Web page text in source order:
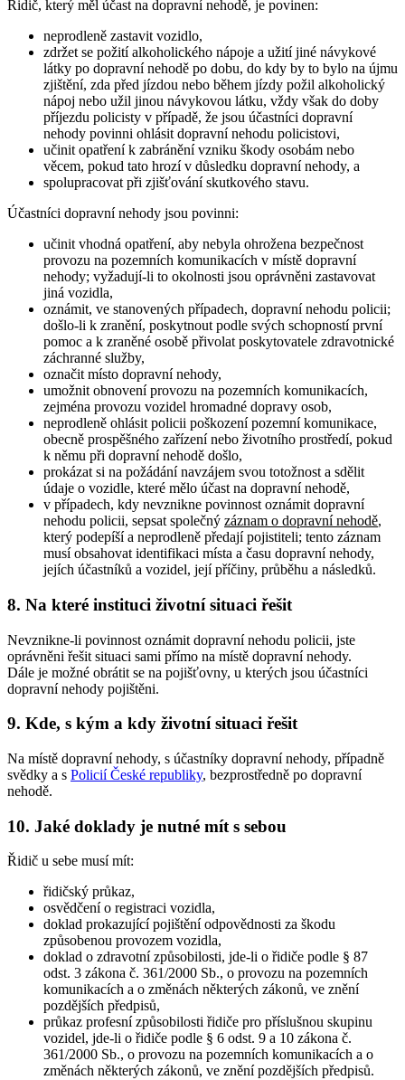
Řidič, který měl účast na dopravní nehodě, je povinen:
neprodleně zastavit vozidlo,
zdržet se požití alkoholického nápoje a užití jiné návykové
látky po dopravní nehodě po dobu, do kdy by to bylo na újmu
zjištění, zda před jízdou nebo během jízdy požil alkoholický
nápoj nebo užil jinou návykovou látku, vždy však do doby
příjezdu policisty v případě, že jsou účastníci dopravní
nehody povinni ohlásit dopravní nehodu policistovi,
učinit opatření k zabránění vzniku škody osobám nebo
věcem, pokud tato hrozí v důsledku dopravní nehody, a
spolupracovat při zjišťování skutkového stavu.
Účastníci dopravní nehody jsou povinni:
učinit vhodná opatření, aby nebyla ohrožena bezpečnost
provozu na pozemních komunikacích v místě dopravní
nehody; vyžadují-li to okolnosti jsou oprávněni zastavovat
jiná vozidla,
oznámit, ve stanovených případech, dopravní nehodu policii;
došlo-li k zranění, poskytnout podle svých schopností první
pomoc a k zraněné osobě přivolat poskytovatele zdravotnické
záchranné služby,
označit místo dopravní nehody,
umožnit obnovení provozu na pozemních komunikacích,
zejména provozu vozidel hromadné dopravy osob,
neprodleně ohlásit policii poškození pozemní komunikace,
obecně prospěšného zařízení nebo životního prostředí, pokud
k němu při dopravní nehodě došlo,
prokázat si na požádání navzájem svou totožnost a sdělit
údaje o vozidle, které mělo účast na dopravní nehodě,
v případech, kdy nevznikne povinnost oznámit dopravní
nehodu policii, sepsat společný záznam o dopravní nehodě,
který podepíší a neprodleně předají pojistiteli; tento záznam
musí obsahovat identifikaci místa a času dopravní nehody,
jejích účastníků a vozidel, její příčiny, průběhu a následků.
8. Na které instituci životní situaci řešit
Nevznikne-li povinnost oznámit dopravní nehodu policii, jste
oprávněni řešit situaci sami přímo na místě dopravní nehody.
Dále je možné obrátit se na pojišťovny, u kterých jsou účastníci
dopravní nehody pojištěni.
9. Kde, s kým a kdy životní situaci řešit
Na místě dopravní nehody, s účastníky dopravní nehody, případně
svědky a s Policií České republiky, bezprostředně po dopravní
nehodě.
10. Jaké doklady je nutné mít s sebou
Řidič u sebe musí mít:
řidičský průkaz,
osvědčení o registraci vozidla,
doklad prokazující pojištění odpovědnosti za škodu
způsobenou provozem vozidla,
doklad o zdravotní způsobilosti, jde-li o řidiče podle § 87
odst. 3 zákona č. 361/2000 Sb., o provozu na pozemních
komunikacích a o změnách některých zákonů, ve znění
pozdějších předpisů,
průkaz profesní způsobilosti řidiče pro příslušnou skupinu
vozidel, jde-li o řidiče podle § 6 odst. 9 a 10 zákona č.
361/2000 Sb., o provozu na pozemních komunikacích a o
změnách některých zákonů, ve znění pozdějších předpisů.